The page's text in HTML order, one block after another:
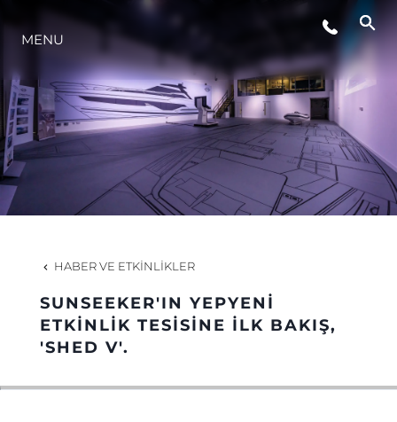
YAŞAM ŞEKLİ
YENILIK
ŞİRKET
MİRAS
MENU
HABER VE ETKINLIKLER
SUNSEEKER'IN YEPYENİ
ETKİNLİK TESİSİNE İLK BAKIŞ,
'SHED V'.